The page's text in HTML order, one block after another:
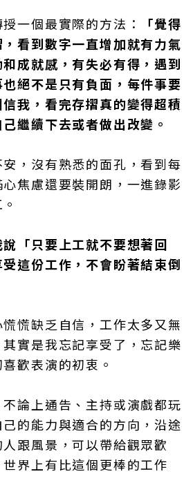
一個最實際的方法：
「覺得
看到數字一直增加就有力氣
成就感，有失必有得，遇到
絕不是只有負面，每件事要
我，看完存摺真的變得超積
繼續下去或者做出改變。
，沒有熟悉的面孔，看到每
焦慮還要裝開朗，一進錄影
說「只要上工就不要想著回
這份工作，不會盼著結束倒
慌缺乏自信，工作太多又無
實是我忘記享受了，忘記樂
歡表演的初衷。
論上通告、主持或演戲都玩
的能力與適合的方向，沿途
跟風景，可以帶給觀眾歡
界上有比這個更棒的工作